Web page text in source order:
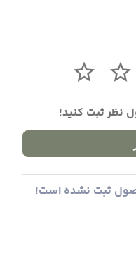
نظر ثبت کنید!
ثبت نشده است!